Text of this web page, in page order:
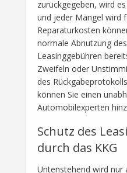
zurückgegeben, wird
und jeder Mängel wird
Reparaturkosten
normale Abnutzung
Leasinggebühren
Zweifeln oder
des
können Sie einen
Automobilexperten
Schutz des
durch das KKG
Untenstehend wird nur